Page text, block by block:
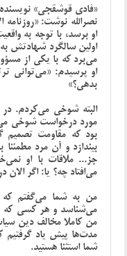
«فادی قوشقجی»
نصرالله نوشت: «روزنامه
او برسد، با توجه به
اولین سالگرد شهادتش
می‌برد که با یکی از
او پرسیدم: «می‌توانی
بدهی؟»
البته شوخی می‌کردم.
مورد درخواست شوخی
بود که مقاومت تصمیم
بیندازد و آن مرد
جز... ملاقات با او
می‌افتاد چه؟ یا: اگر
من به شما می‌گفتم
می‌شناسد و هر کسی که
من کاملا مخالف دین
مدت‌ها پیش یاد گرفتیم
شما استثنا هستید.